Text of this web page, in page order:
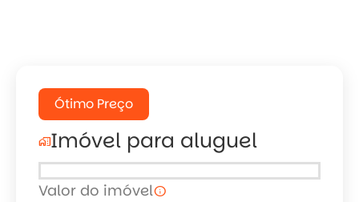
Ótimo Preço
home_workImóvel para aluguel
Valor do imóvelinfo